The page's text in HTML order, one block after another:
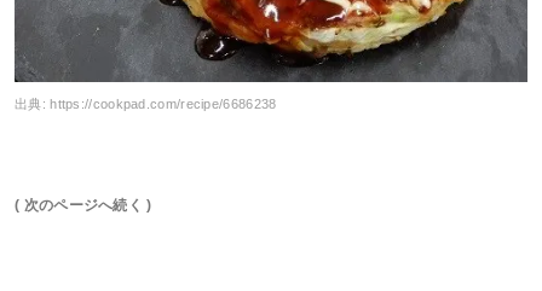
出典:https://cookpad.com/recipe/6686238
( 次のページへ続く )